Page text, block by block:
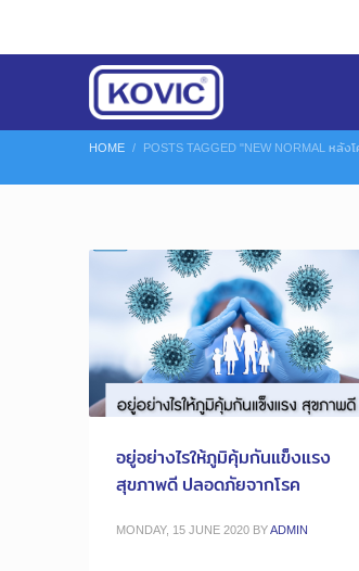
HOME POSTS TAGGED "NEW NORMAL หลัง
อยู่อย่างไรให้ภูมิคุ้มกันแข็งแรง
สุขภาพดี ปลอดภัยจากโรค
MONDAY, 15 JUNE 2020 BYADMIN